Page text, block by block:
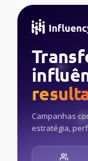
Campanhas
estratégia,